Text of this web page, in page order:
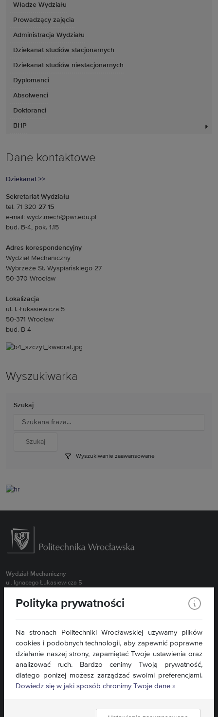
Władze Wydziału
Prowadzący zajęcia
Administracja Wydziału
Dziekanat studiów stacjonarnych
Dziekanat studiów niestacjonarnych
Dyplomanci
Absolwenci
Doktoranci
BHP
Dane kontaktowe
Dziekanat >>
Sekretariat Wydziału
tel. 71 320 27 15
e-mail: wydz.mech@pwr.edu.pl
bud. B-4, pok. 1.15
Adres korespondencyjny
Wydział Mechaniczny
Wybrzeże St. Wyspiańskiego 27
50-370 Wrocław
Lokalizacja
ul. I. Łukasiewicza 5
50-371 Wrocław
bud. B-4
Wyszukiwarka
Szukaj
Wyszukiwanie zaawansowane
Wydział Mechaniczny
ul. Ignacego Łukasiewicza 5
Obsługa Studentów Stacjonarnych 71 320 27 55 (MBM, BI, NIS oraz
Obsługa Studentów Stacjonarnych 71 320 43 94 ( MTR, RiAP)
Obsługa Studentów Stacjonarnych 71 320 35 98 ( ZIP, TRN)
Obsługa Studentów Niestacjonarnych 71 320 27 57
Sekretariat dla Pracowników 71 320 27 15
Mapa serwisu »
Polityka prywatności
Na stronach Politechniki Wrocławskiej używamy plików
cookies i podobnych technologii, aby zapewnić poprawne
działanie naszej strony, zapamiętać Twoje ustawienia oraz
analizować ruch. Bardzo cenimy Twoją prywatność,
dlatego poniżej możesz zarządzać swoimi preferencjami.
Dowiedz się w jaki sposób chronimy Twoje dane »